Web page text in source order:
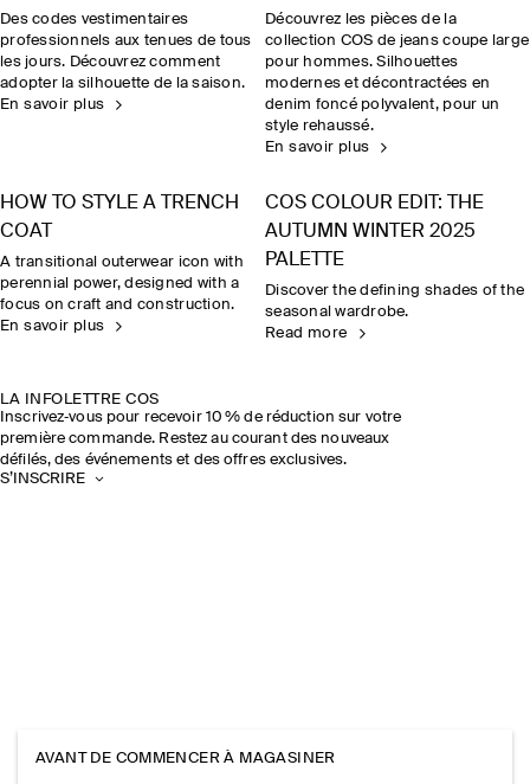
Des codes vestimentaires
professionnels aux tenues de tous
les jours. Découvrez comment
adopter la silhouette de la saison.
En savoir plus
Découvrez les pièces de la
collection COS de jeans coupe large
pour hommes. Silhouettes
modernes et décontractées en
denim foncé polyvalent, pour un
style rehaussé.
En savoir plus
HOW TO STYLE A TRENCH
COAT
A transitional outerwear icon with
perennial power, designed with a
focus on craft and construction.
En savoir plus
COS COLOUR EDIT: THE
AUTUMN WINTER 2025
PALETTE
Discover the defining shades of the
seasonal wardrobe.
Read more
LA INFOLETTRE COS
Inscrivez‑vous pour recevoir 10 % de réduction sur votre
première commande. Restez au courant des nouveaux
défilés, des événements et des offres exclusives.
S’INSCRIRE
AVANT DE COMMENCER À MAGASINER